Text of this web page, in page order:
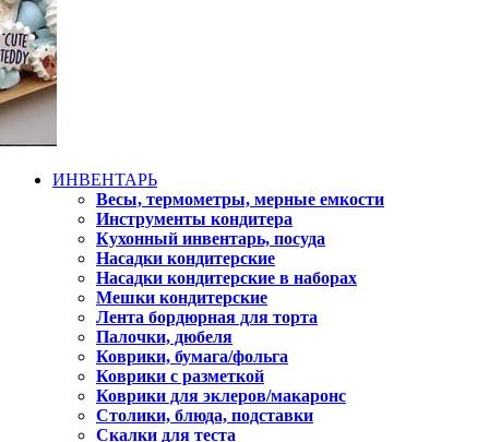
ИНВЕНТАРЬ
Весы, термометры, мерные емкости
Инструменты кондитера
Кухонный инвентарь, посуда
Насадки кондитерские
Насадки кондитерские в наборах
Мешки кондитерские
Лента бордюрная для торта
Палочки, дюбеля
Коврики, бумага/фольга
Коврики с разметкой
Коврики для эклеров/макаронс
Столики, блюда, подставки
Скалки для теста